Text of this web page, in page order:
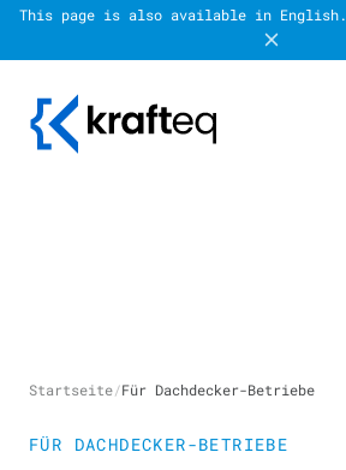
This page is also available in English.
Startseite/Für Dachdecker-Betriebe
FÜR DACHDECKER-BETRIEBE